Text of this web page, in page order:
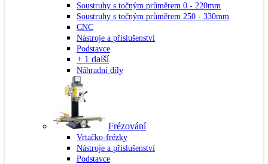
Soustruhy s točným průměrem 0 - 220mm
Soustruhy s točným průměrem 250 - 330mm
CNC
Nástroje a příslušenství
Podstavce
+ 1 další
Náhradní díly
Frézování
Vrtačko-frézky
Nástroje a příslušenství
Podstavce